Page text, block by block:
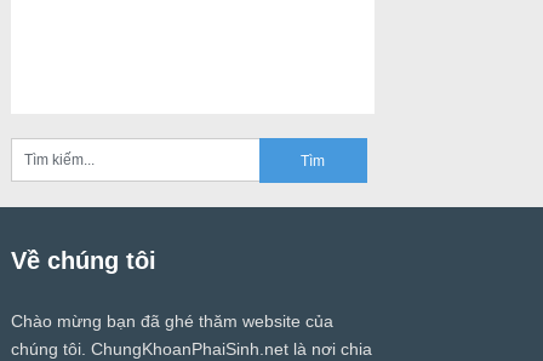
Về chúng tôi
Chào mừng bạn đã ghé thăm website của
chúng tôi. ChungKhoanPhaiSinh.netlà nơi chia